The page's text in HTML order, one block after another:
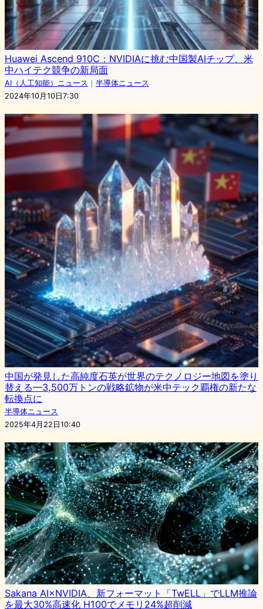
Huawei Ascend 910C：NVIDIAに挑む中国製AIチップ、米
中ハイテク競争の新局面
AI（人工知能）ニュース ｜ 半導体ニュース
2024年10月10日7:30
中国が発見した高純度石英が世界のテクノロジー地図を塗り
替える—3,500万トンの戦略鉱物が米中テック覇権の新たな
転換点に
半導体ニュース
2025年4月22日10:40
Sakana AI×NVIDIA、新フォーマット「TwELL」でLLM推論
を最大30%高速化 H100でメモリ24%超削減